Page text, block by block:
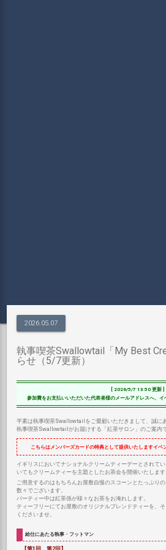
2026.05.07
執事喫茶Swallowtail「My Best
らせ（5/7更新）
[ 2026/5/7 13:50 更新 ]
参加費をお支払いいただいた代表者様のメールアドレスへ、
平素は執事喫茶Swallowtailをご愛顧いただきまして、誠に
執事喫茶Swallowtailがお届けする「紅茶サロン」のご案内
こちらはメンバーズカードの特典として提供いたしますイベ
イギリスにおいてナショナルクリームティーデーとされて
いてもクリームティーを主題としたお茶会を開催いたします
ご用意するのはもちろんお屋敷自慢のスコーンとたっぷり
数々でございます。
パーティー中は紅茶係が様々なお茶をお淹れします。
ティーフリーにてお屋敷のオリジナルブレンドティーを、
くださいませ。
給仕にあたる執事・フットマン
【第1回、第2回】